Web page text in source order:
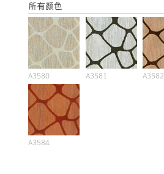
所有颜色
A3580 A3581 A3582
A3584